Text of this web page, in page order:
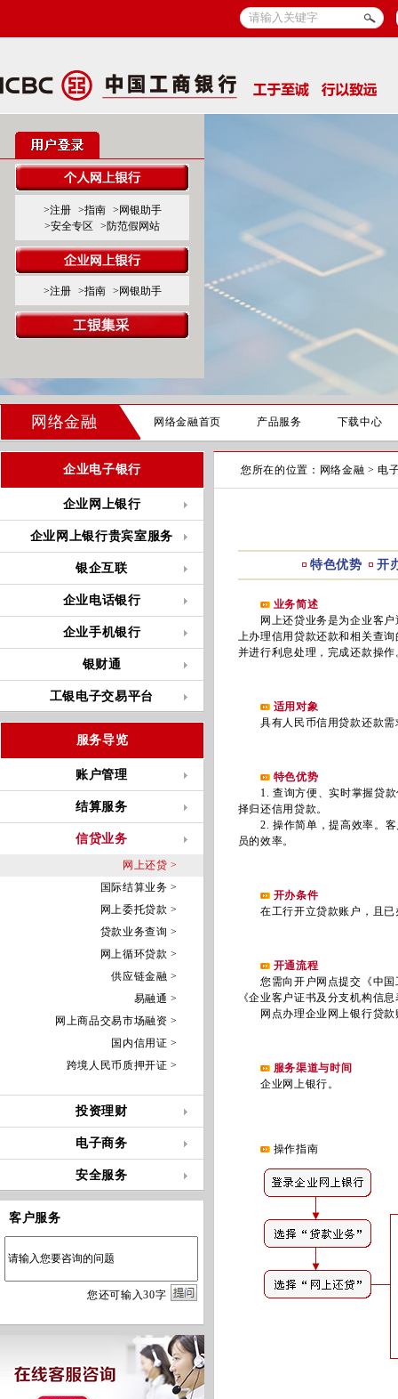
>注册 >指南
>网银助手
>安全专区
>防范假网站
>注册 >指南 >网银助手
网络金融 网络金融首页 产品服务 下载中心
企业电子银行
企业网上银行
企业网上银行贵宾室服务
银企互联
企业电话银行
企业手机银行
银财通
工银电子交易平台
服务导览
账户管理
结算服务
信贷业务
网上还贷 >
国际结算业务 >
网上委托贷款 >
贷款业务查询 >
网上循环贷款 >
供应链金融 >
易融通 >
网上商品交易市场融资 >
国内信用证 >
跨境人民币质押开证 >
投资理财
电子商务
安全服务
客户服务
您还可输入30字
您所在的位置： 网络金融 >电
特色优势 开
业务简述
网上还贷业务是为企业客户
上办理信用贷款还款和相关查
并进行利息处理，完成还款操作
适用对象
具有人民币信用贷款还款需
特色优势
1. 查询方便、实时掌握贷款
择归还信用贷款。
2. 操作简单，提高效率。客
员的效率。
开办条件
在工行开立贷款账户，且已
开通流程
您需向开户网点提交《中国
《企业客户证书及分支机构信
网点办理企业网上银行贷款
服务渠道与时间
企业网上银行。
操作指南